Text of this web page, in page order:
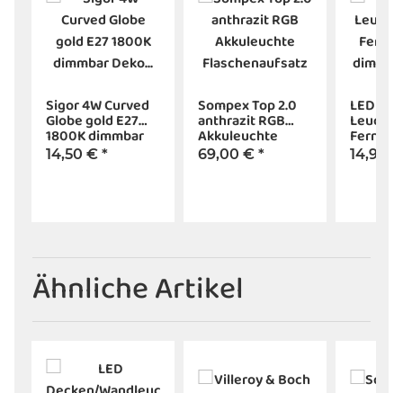
Sigor 4W Curved
Globe gold E27
1800K dimmbar
Deko
Leuchtmittel
14,50 € *
Sompex Top 2.0
anthrazit RGB
Akkuleuchte
Flaschenaufsatz
69,00 € *
LED
14,95
Ähnliche Artikel